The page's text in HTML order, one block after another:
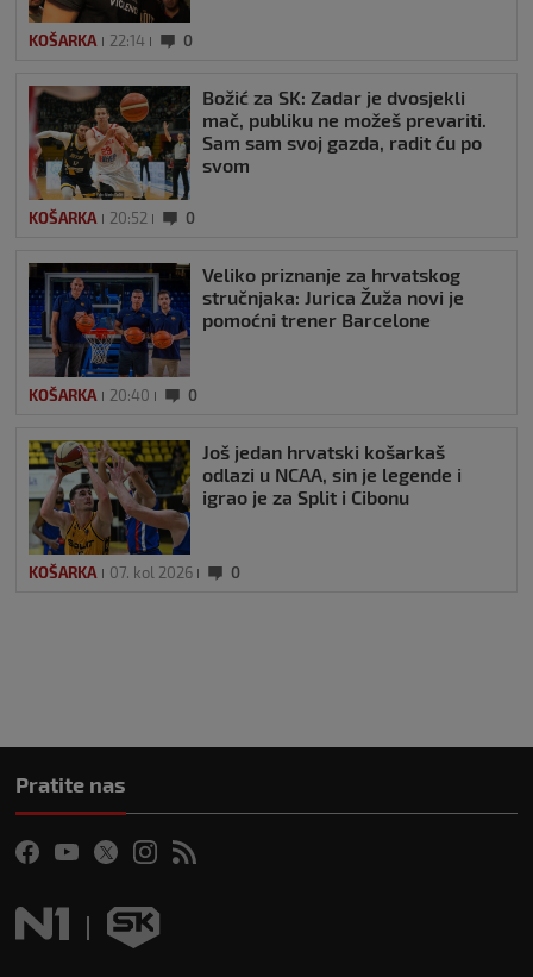
KOŠARKA 22:14 0
Božić za SK: Zadar je dvosjekli
mač, publiku ne možeš prevariti.
Sam sam svoj gazda, radit ću po
svom
KOŠARKA 20:52 0
Veliko priznanje za hrvatskog
stručnjaka: Jurica Žuža novi je
pomoćni trener Barcelone
KOŠARKA 20:40 0
Još jedan hrvatski košarkaš
odlazi u NCAA, sin je legende i
igrao je za Split i Cibonu
KOŠARKA 07. kol 2026 0
Pratite nas